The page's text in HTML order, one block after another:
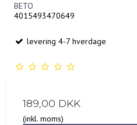
BETO
4015493470649
levering 4-7 hverdage
189,00 DKK
(inkl. moms)